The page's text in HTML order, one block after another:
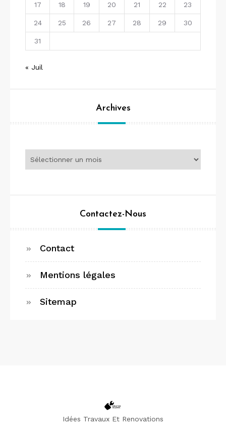
17 18 19 20 21 22 23
24 25 26 27 28 29 30
31
« Juil
Archives
Contactez-Nous
Contact
Mentions légales
Sitemap
Idées Travaux Et Renovations